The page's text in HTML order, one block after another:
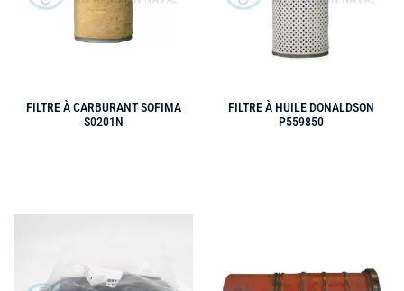
FILTRE À CARBURANT SOFIMA
S0201N
FILTRE À HUILE DONALDSON
P559850